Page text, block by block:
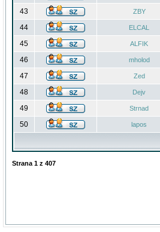
43 ZBY
44 ELCAL
45 ALFIK
46 mholod
47 Zed
48 Dejv
49 Strnad
50 lapos
Strana 1 z 407